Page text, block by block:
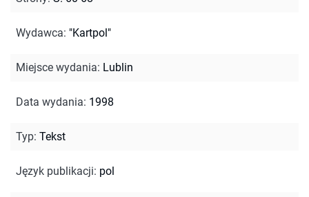
Wydawca: "Kartpol"
Miejsce wydania: Lublin
Data wydania: 1998
Typ: Tekst
Język publikacji: pol